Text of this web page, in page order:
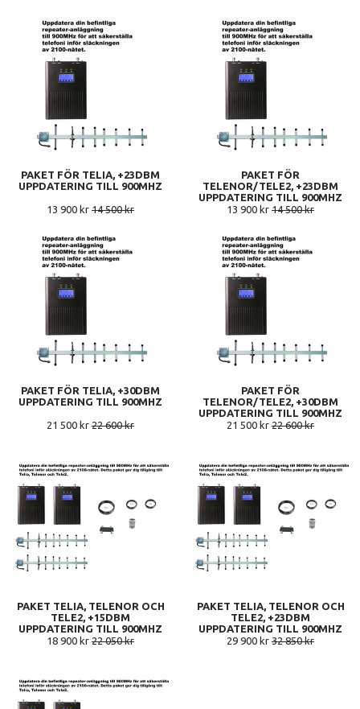
PAKET FÖR TELIA, +23DBM
UPPDATERING TILL 900MHZ
13 900 kr 14 500 kr
PAKET FÖR
TELENOR/TELE2, +23DBM
UPPDATERING TILL 900MHZ
13 900 kr 14 500 kr
PAKET FÖR TELIA, +30DBM
UPPDATERING TILL 900MHZ
21 500 kr 22 600 kr
PAKET FÖR
TELENOR/TELE2, +30DBM
UPPDATERING TILL 900MHZ
21 500 kr 22 600 kr
PAKET TELIA, TELENOR OCH
TELE2, +15DBM
UPPDATERING TILL 900MHZ
18 900 kr 22 050 kr
PAKET TELIA, TELENOR OCH
TELE2, +23DBM
UPPDATERING TILL 900MHZ
29 900 kr 32 850 kr